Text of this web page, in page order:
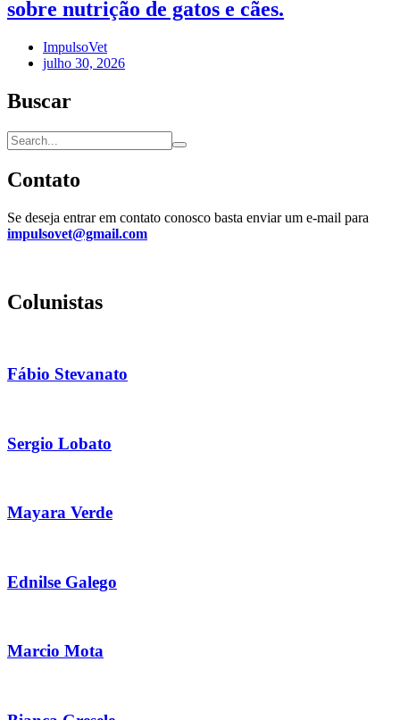
sobre nutrição de gatos e cães.
ImpulsoVet
julho 30, 2026
Buscar
Contato
Se deseja entrar em contato conosco basta enviar um e-mail para
impulsovet@gmail.com
Colunistas
Fábio Stevanato
Sergio Lobato
Mayara Verde
Ednilse Galego
Marcio Mota